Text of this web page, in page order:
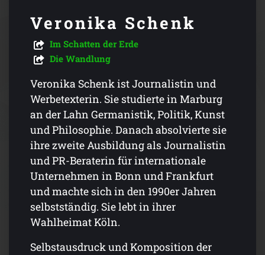
Veronika Schenk
Im Schatten der Erde
Die Wandlung
Veronika Schenk ist Journalistin und
Werbetexterin. Sie studierte in Marburg
an der Lahn Germanistik, Politik, Kunst
und Philosophie. Danach absolvierte sie
ihre zweite Ausbildung als Journalistin
und PR-Beraterin für internationale
Unternehmen in Bonn und Frankfurt
und machte sich in den 1990er Jahren
selbstständig. Sie lebt in ihrer
Wahlheimat Köln.
Selbstausdruck und Komposition der